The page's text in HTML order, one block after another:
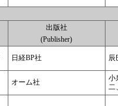
出版社
(Publisher)
日経BP社 辰
オーム社
小
二